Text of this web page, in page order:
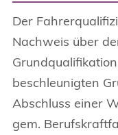
Der
Nachweis über
beschleunigten
Abschluss einer
gem.